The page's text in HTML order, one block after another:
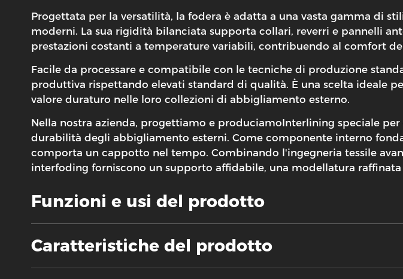
Progettata per la versatilità, la fodera è adatta a una vasta gamma di
moderni. La sua rigidità bilanciata supporta collari, reverri e pannelli
prestazioni costanti a temperature variabili, contribuendo al comfort
Facile da processare e compatibile con le tecniche di produzione
produttiva rispettando elevati standard di qualità. È una scelta ideale
valore duraturo nelle loro collezioni di abbigliamento esterno.
Nella nostra azienda, progettiamo e produciamoInterlining speciale
durabilità degli abbigliamento esterni. Come componente interno
comporta un cappotto nel tempo. Combinando l'ingegneria tessile
interfoding forniscono un supporto affidabile, una modellatura
Funzioni e usi del prodotto
Caratteristiche del prodotto